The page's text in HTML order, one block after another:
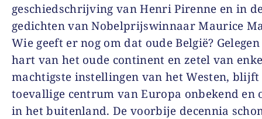
geschiedschrijving van Henri Pirenne en in
gedichten van Nobelprijswinnaar Maurice
Wie geeft er nog om dat oude België?
hart van het oude continent en zetel van
machtigste instellingen van het Westen,
toevallige centrum van Europa onbekend en
in het buitenland. De voorbije decennia